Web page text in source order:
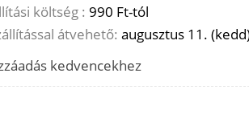
költség : 990 Ft-tól
átvehető: augusztus 11.
kedvencekhez